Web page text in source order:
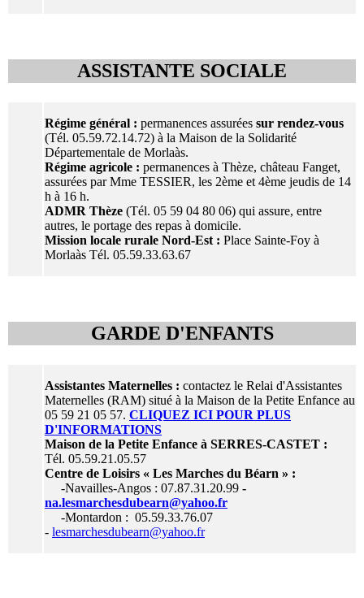
ASSISTANTE SOCIALE
Régime général : permanences assurées sur rendez-vous
(Tél. 05.59.72.14.72) à la Maison de la Solidarité
Départementale de Morlaàs.
Régime agricole : permanences à Thèze, château Fanget,
assurées par Mme TESSIER, les 2ème et 4ème jeudis de 14
h à 16 h.
ADMR Thèze (Tél. 05 59 04 80 06) qui assure, entre
autres, le portage des repas à domicile.
Mission locale rurale Nord-Est : Place Sainte-Foy à
Morlaàs Tél. 05.59.33.63.67
GARDE D'ENFANTS
Assistantes Maternelles : contactez le Relai d'Assistantes
Maternelles (RAM) situé à la Maison de la Petite Enfance au
05 59 21 05 57. CLIQUEZ ICI POUR PLUS
D'INFORMATIONS
Maison de la Petite Enfance à SERRES-CASTET :
Tél. 05.59.21.05.57
Centre de Loisirs « Les Marches du Béarn » :
-Navailles-Angos : 07.87.31.20.99 -
na.lesmarchesdubearn@yahoo.fr
-Montardon : 05.59.33.76.07
- lesmarchesdubearn@yahoo.fr